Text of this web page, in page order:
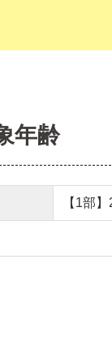
年齢
【1部